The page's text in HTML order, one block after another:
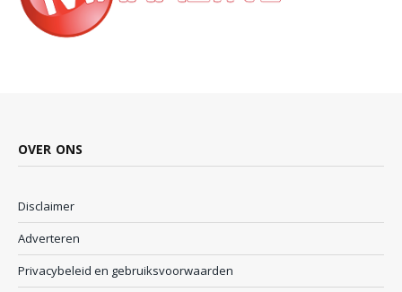
OVER ONS
Disclaimer
Adverteren
Privacybeleid en gebruiksvoorwaarden